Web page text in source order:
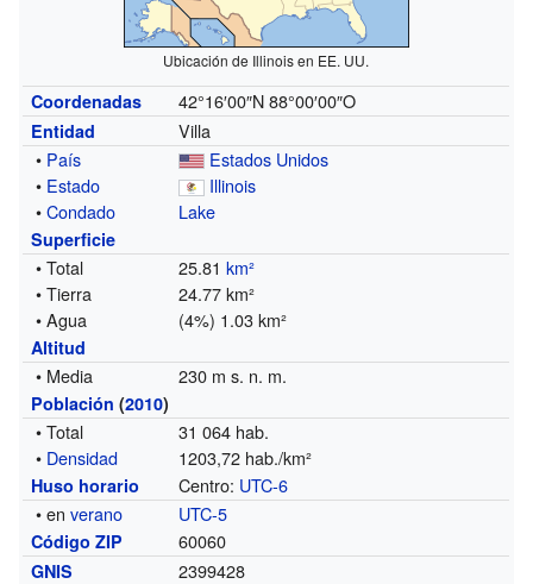
Ubicación de Illinois en EE. UU.
Coordenadas 42°16′00″N 88°00′00″O
Entidad
Villa
• País
Estados Unidos
• Estado
Illinois
•Condado Lake
Superficie
• Total 25.81km²
• Tierra
24.77 km²
• Agua
(4%) 1.03 km²
Altitud
• Media 230 m s. n. m.
Población (2010)
• Total
31 064 hab.
• Densidad 1203,72 hab./km²
Huso horario Centro: UTC-6
• enverano UTC-5
Código ZIP 60060
GNIS
2399428